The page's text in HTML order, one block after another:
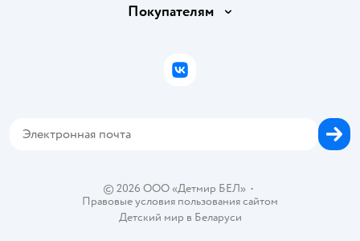
Правила продажи
Политика использования файлов cookie
Вакансии
Покупателям
Бонусные карты
© 2026 ООО «Детмир БЕЛ»•
Правовые условия пользования сайтом
Детский мир в Беларуси
ВКонтакте